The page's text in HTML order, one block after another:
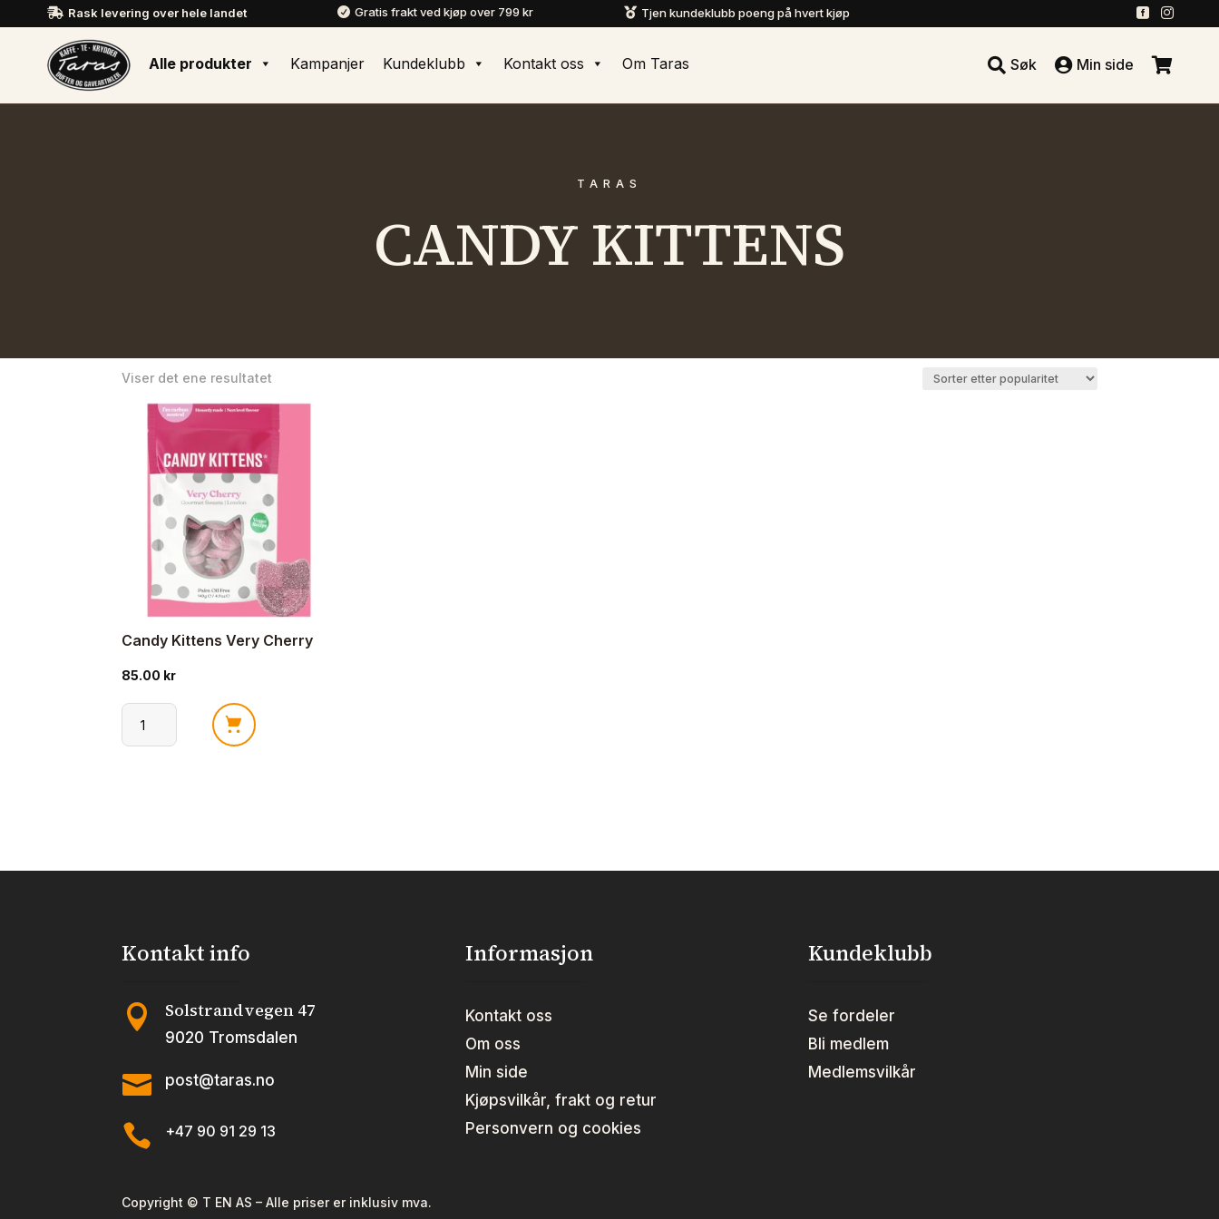
 Rask levering over hele landet  Gratis frakt ved kjøp over 799 kr  Tjen kundeklubb poeng på hvert kjøp  
Alle produkter Kampanjer Kundeklubb Kontakt oss Om Taras  Søk  Min side 
TARAS
CANDY KITTENS
Viser det ene resultatet
Candy Kittens Very Cherry
85.00 kr
Candy
Kontakt info
 Solstrandvegen 47
9020 Tromsdalen
 post@taras.no
 +47 90 91 29 13
Informasjon
Kontakt oss
Om oss
Min side
Kjøpsvilkår, frakt og retur
Personvern og cookies
Kundeklubb
Se fordeler
Bli medlem
Medlemsvilkår
Copyright © T EN AS – Alle priser er inklusiv mva.